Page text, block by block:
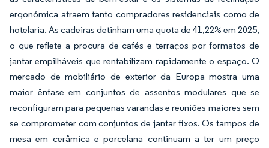
ergonómica atraem tanto compradores residenciais como de
hotelaria. As cadeiras detinham uma quota de 41,22% em 2025,
o que reflete a procura de cafés e terraços por formatos de
jantar empilháveis que rentabilizam rapidamente o espaço. O
mercado de mobiliário de exterior da Europa mostra uma
maior ênfase em conjuntos de assentos modulares que se
reconfiguram para pequenas varandas e reuniões maiores sem
se comprometer com conjuntos de jantar fixos. Os tampos de
mesa em cerâmica e porcelana continuam a ter um preço